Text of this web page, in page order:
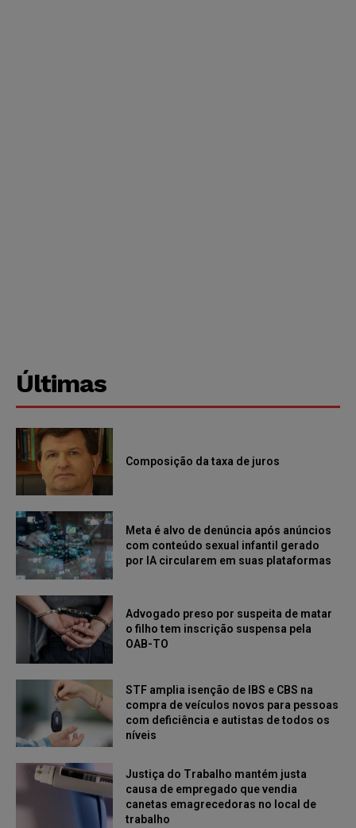
Últimas
Composição da taxa de juros
Meta é alvo de denúncia após anúncios
com conteúdo sexual infantil gerado
por IA circularem em suas plataformas
Advogado preso por suspeita de matar
o filho tem inscrição suspensa pela
OAB-TO
STF amplia isenção de IBS e CBS na
compra de veículos novos para pessoas
com deficiência e autistas de todos os
níveis
Justiça do Trabalho mantém justa
causa de empregado que vendia
canetas emagrecedoras no local de
trabalho